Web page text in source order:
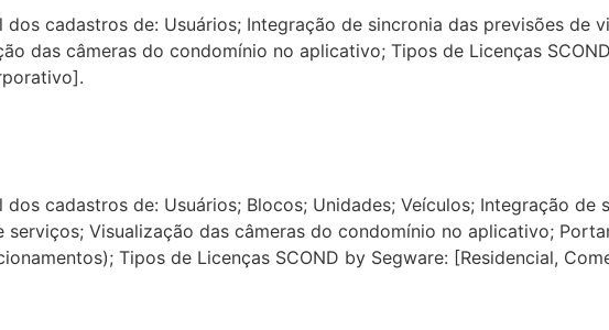
dos cadastros de: Usuários; Integração de sincronia das previsões de
das câmeras do condomínio no aplicativo; Tipos de Licenças
cadastros de: Usuários; Blocos; Unidades; Veículos; Integração
serviços; Visualização das câmeras do condomínio no aplicativo;
Tipos de Licenças SCOND by Segware: [Residencial,